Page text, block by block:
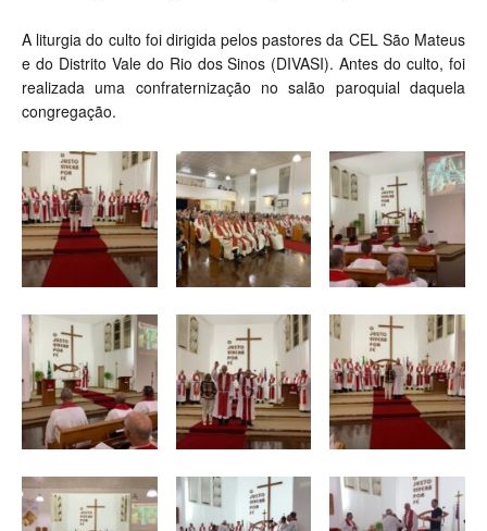
A liturgia do culto foi dirigida pelos pastores da CEL São Mateus
e do Distrito Vale do Rio dos Sinos (DIVASI). Antes do culto, foi
realizada uma confraternização no salão paroquial daquela
congregação.